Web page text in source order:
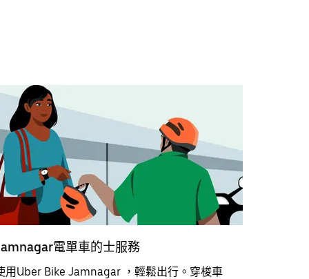
電單車的士服務
用Uber Bike Jamnagar ，輕鬆出行。穿梭車